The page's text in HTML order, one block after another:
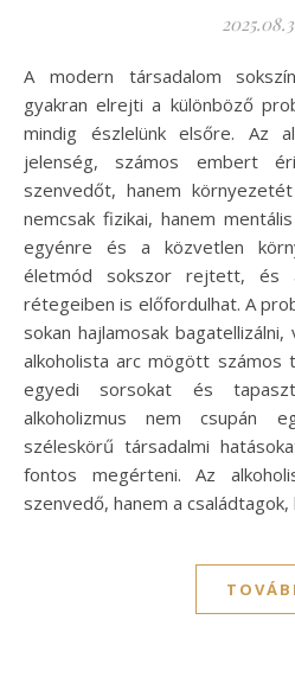
A modern társadalom sokszínűsége és komplexitása
gyakran elrejti a különböző
mindig észlelünk elsőre. Az
jelenség, számos embert
szenvedőt, hanem
nemcsak fizikai, hanem
egyénre és a közvetlen
életmód sokszor rejtett, és
rétegeiben is előfordulhat. A
sokan hajlamosak
alkoholista arc mögött számos
egyedi sorsokat és
alkoholizmus nem csupán
széleskörű társadalmi
fontos megérteni. Az
szenvedő, hanem a